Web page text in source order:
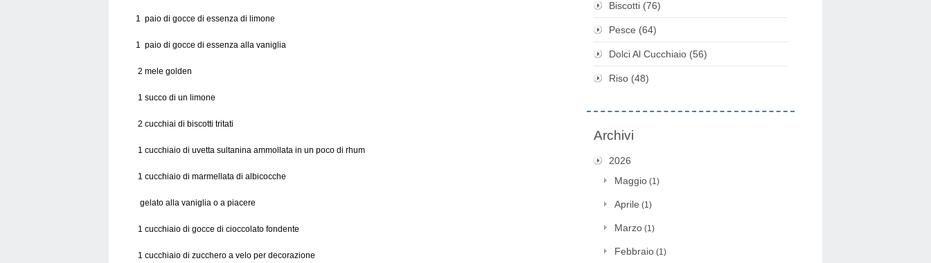
1 paio di gocce di essenza di limone
1 paio di gocce di essenza alla vaniglia
2 mele golden
1 succo di un limone
2 cucchiai di biscotti tritati
1 cucchiaio di uvetta sultanina ammollata in un poco di rhum
1 cucchiaio di marmellata di albicocche
gelato alla vaniglia o a piacere
1 cucchiaio di gocce di cioccolato fondente
1 cucchiaio di zucchero a velo per decorazione
Biscotti (76)
Pesce (64)
Dolci Al Cucchiaio (56)
Riso (48)
Archivi
2026
Maggio (1)
Aprile (1)
Marzo (1)
Febbraio (1)